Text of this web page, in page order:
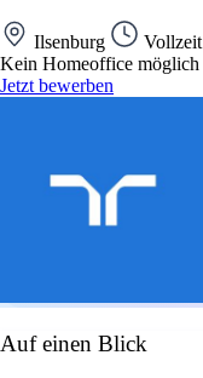
Ilsenburg Vollzeit
Kein Homeoffice möglich
Jetzt bewerben
Auf einen Blick